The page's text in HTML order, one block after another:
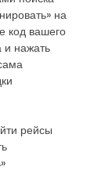
на
код вашего
и нажать
рейсы